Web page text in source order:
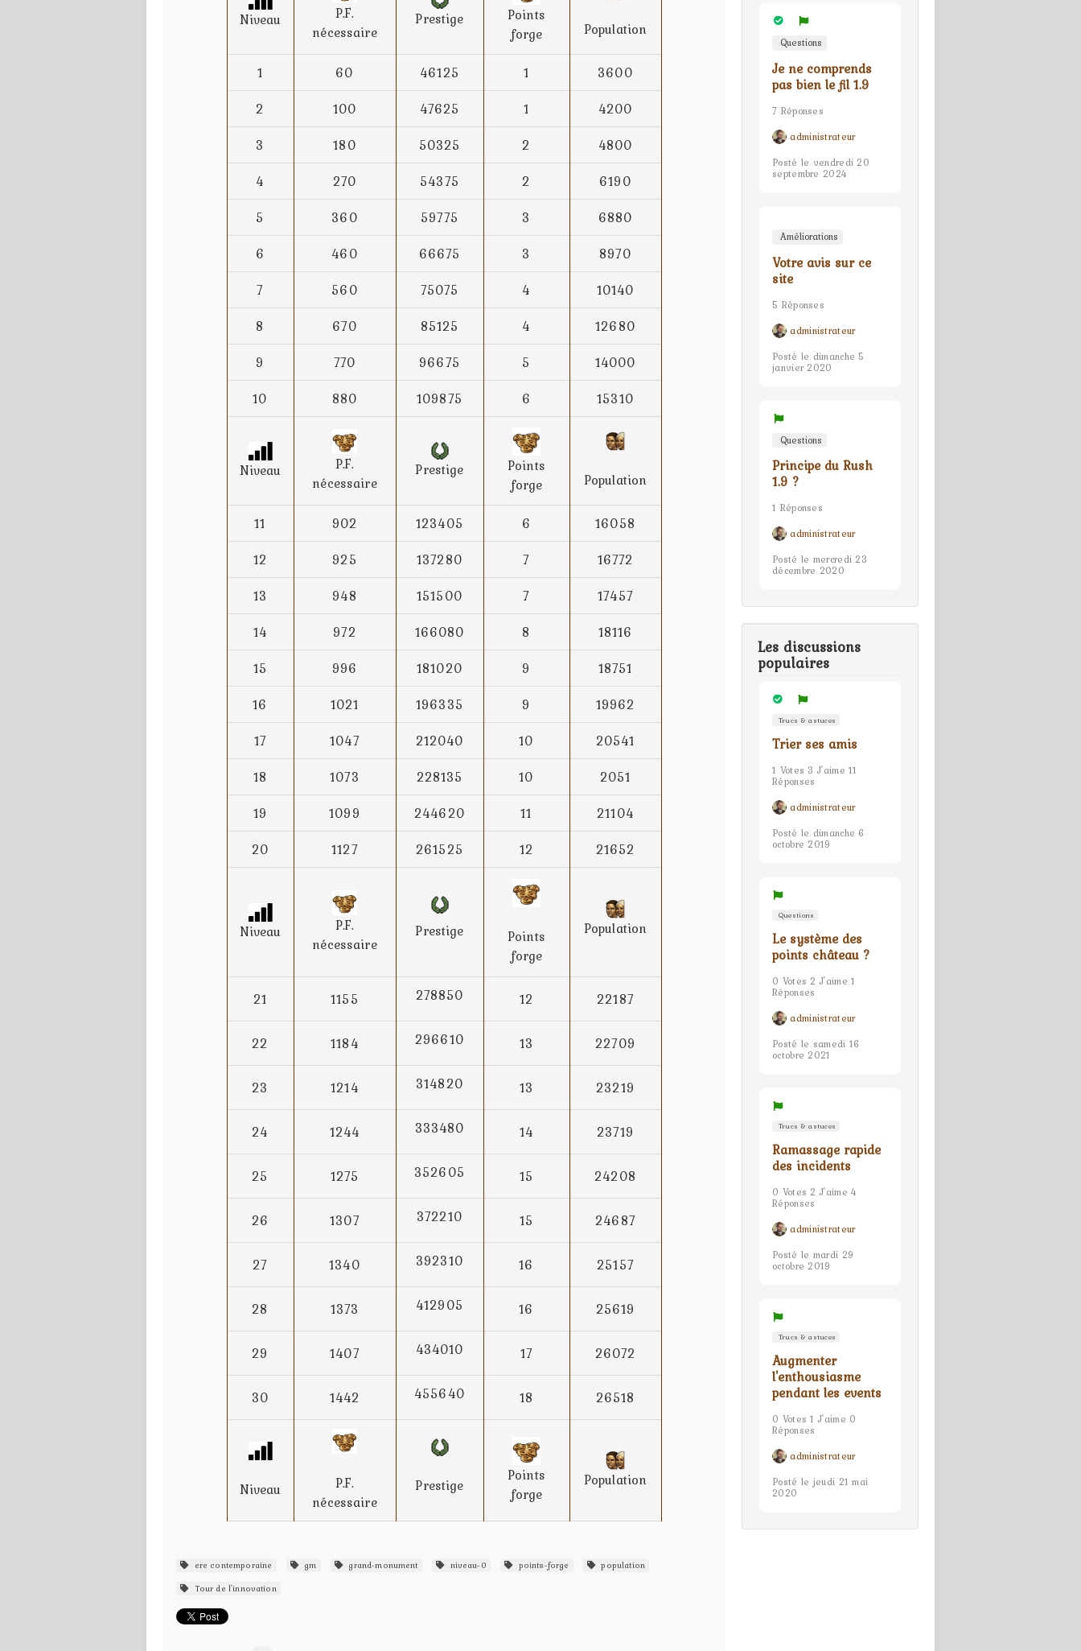
Niveau
P.F.
nécessaire
Prestige
Points
forge
Population
1 60 46125 1
3600
2
100 47625 1
4200
3
180 50325 2
4800
4
270 54375 2
6190
5
360 59775 3
6880
6
460 66675 3
8970
7
560 75075 4
10140
8
670 85125 4
12680
9
770 96675 5
14000
10
880 109875 6 15310
Niveau
P.F.
nécessaire
Prestige
Points
forge
Population
11 902 123405 6
16058
12
925 137280 7
16772
13
948 151500 7
17457
14
972 166080 8
18116
15
996 181020 9
18751
16
1021 196335 9
19962
17
1047 212040 10
20541
18
1073 228135 10
2051
19
1099 244620 11
21104
20
1127 261525 12 21652
Niveau
P.F.
nécessaire
Prestige
Points
forge
Population
21 1155 278850 12 22187
22 1184 296610 13 22709
23 1214 314820 13 23219
24 1244 333480 14 23719
25 1275 352605 15 24208
26 1307 372210 15 24687
27 1340 392310 16 25157
28 1373 412905 16 25619
29 1407 434010 17 26072
30 1442 455640 18 26518
Niveau
P.F.
nécessaire
Prestige
Points
forge
Population
ere contemporaine gm grand-monument niveau-0 points-forge
population
Tour de l'innovation
Questions
Je ne comprends
pas bien le fil 1.9
7 Réponses
administrateur
Posté le vendredi 20
septembre 2024
Améliorations
Votre avis sur ce
site
5 Réponses
administrateur
Posté le dimanche 5
janvier 2020
Questions
Principe du Rush
1.9 ?
1 Réponses
administrateur
Posté le mercredi 23
décembre 2020
Les discussions
populaires
Trucs & astuces
Trier ses amis
1 Votes 3 J'aime 11
Réponses
administrateur
Posté le dimanche 6
octobre 2019
Questions
Le système des
points château ?
0 Votes 2 J'aime 1
Réponses
administrateur
Posté le samedi 16
octobre 2021
Trucs & astuces
Ramassage rapide
des incidents
0 Votes 2 J'aime 4
Réponses
administrateur
Posté le mardi 29
octobre 2019
Trucs & astuces
Augmenter
l'enthousiasme
pendant les events
0 Votes 1 J'aime 0
Réponses
administrateur
Posté le jeudi 21 mai
2020